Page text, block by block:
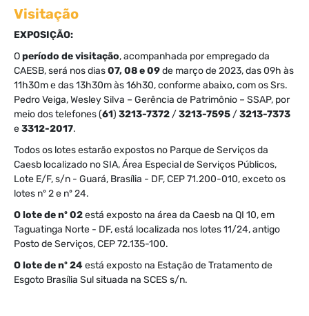
Visitação
EXPOSIÇÃO:
Operíodo de visitação, acompanhada por empregado da
CAESB, será nos dias07, 08 e 09de março de 2023, das 09h às
11h30m e das 13h30m às 16h30, conforme abaixo, com os Srs.
Pedro Veiga, Wesley Silva – Gerência de Patrimônio – SSAP, por
meio dos telefones (61) 3213-7372 /3213-7595 /3213-7373
e3312-2017.
Todos os lotes estarão expostos no Parque de Serviços da
Caesb localizado no SIA, Área Especial de Serviços Públicos,
Lote E/F, s/n - Guará, Brasília - DF, CEP 71.200-010, exceto os
lotes nº 2 e nº 24.
O lote de nº02está exposto na área da Caesb na QI 10, em
Taguatinga Norte - DF, está localizada nos lotes 11/24, antigo
Posto de Serviços, CEP 72.135-100.
O lote de nº24está exposto na Estação de Tratamento de
Esgoto Brasília Sul situada na SCES s/n.